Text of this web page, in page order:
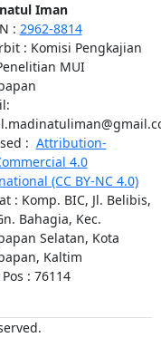
Iman
: 2962-8814
: Komisi Pengkajian
MUI
: Attribution-
4.0
(CC BY-NC 4.0)
: Komp. BIC, Jl. Belibis,
Bahagia, Kec.
Selatan, Kota
Kaltim
: 76114